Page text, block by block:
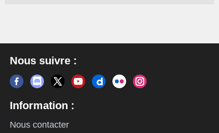
Nous suivre :
Information :
Nous contacter